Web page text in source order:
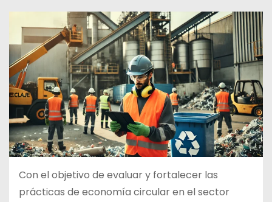
Con el objetivo de evaluar y fortalecer las
prácticas de economía circular en el sector